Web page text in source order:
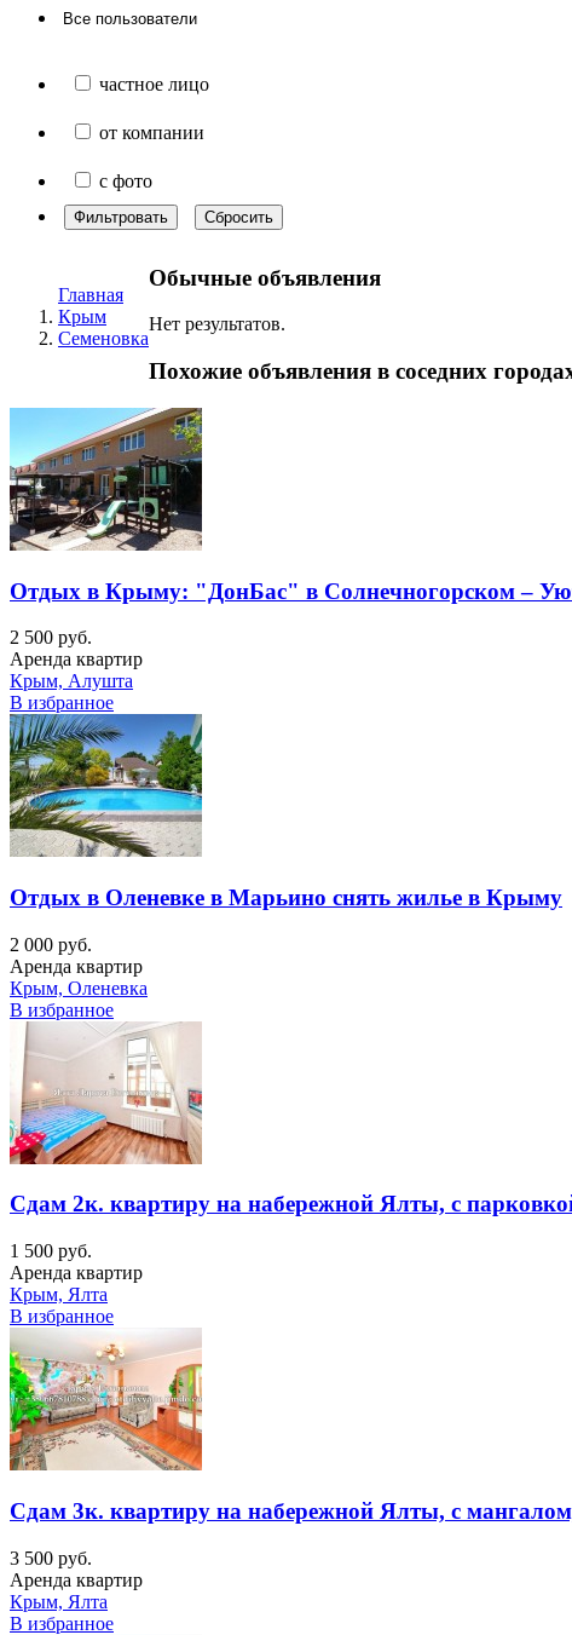
частное лицо
от компании
с фото
Фильтровать Сбросить
Главная
Крым
Семеновка
Обычные объявления
Нет результатов.
Похожие объявления в соседних
Отдых в Крыму: "ДонБас" в Солнечногорском –
2 500 руб.
Аренда квартир
Крым, Алушта
В избранное
Отдых в Оленевке в Марьино снять жилье в Крыму
2 000 руб.
Аренда квартир
Крым, Оленевка
В избранное
Сдам 2к. квартиру на набережной Ялты, с
1 500 руб.
Аренда квартир
Крым, Ялта
В избранное
Сдам 3к. квартиру на набережной Ялты, с
3 500 руб.
Аренда квартир
Крым, Ялта
В избранное